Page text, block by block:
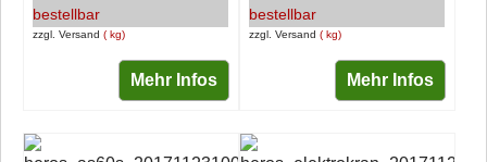
zzgl. Versand kg
bestellbar
Mehr Infos
zzgl. Versand kg
bestellbar
Mehr Infos